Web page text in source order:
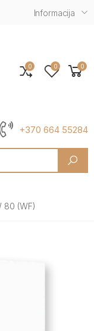
Informacija
+370 664 55284
0 0 0
80 (WF)